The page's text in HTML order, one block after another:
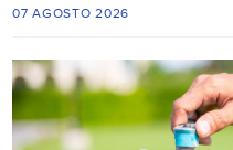
07 AGOSTO 2026